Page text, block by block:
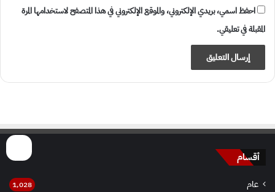
احفظ اسمي، بريدي الإلكتروني، والموقع الإلكتروني في هذا المتصفح لاستخدامها المرة
المقبلة في تعليقي.
أقسام
عام 1٬028